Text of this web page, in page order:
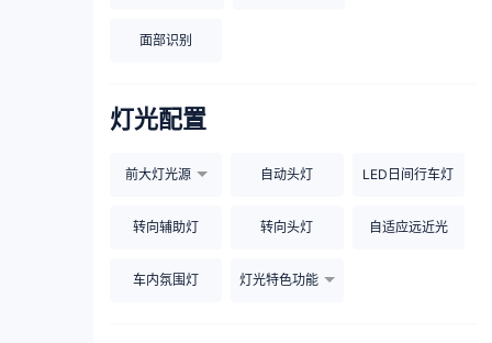
面部识别
灯光配置
前大灯光源 自动头灯 LED日间行车灯
转向辅助灯 转向头灯 自适应远近光
车内氛围灯 灯光特色功能